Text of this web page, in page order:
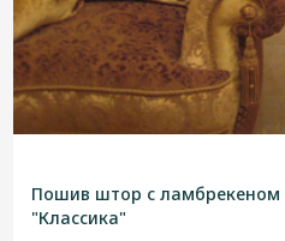
Пошив штор с ламбрекеном
"Классика"